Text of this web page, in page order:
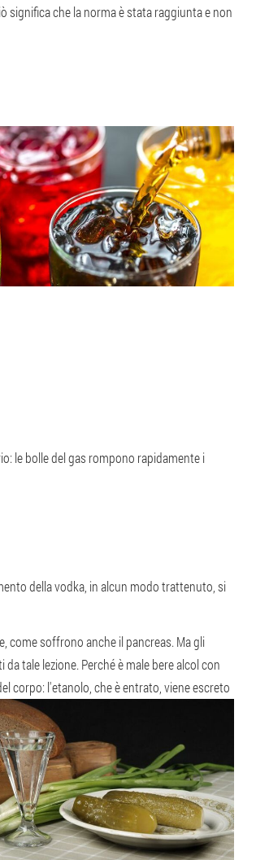
significa che la norma è stata raggiunta e non
le bolle del gas rompono rapidamente i
della vodka, in alcun modo trattenuto, si
come soffrono anche il pancreas. Ma gli
tale lezione. Perché è male bere alcol con
corpo: l'etanolo, che è entrato, viene escreto